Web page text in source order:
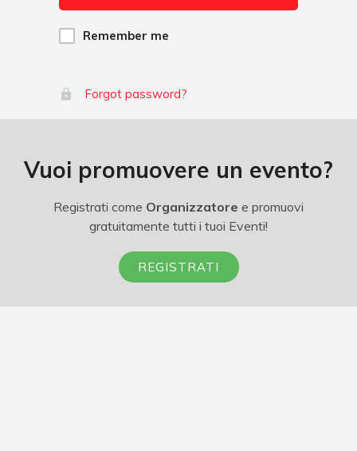
Remember me
Forgot password?
Vuoi promuovere un evento?
Registrati come Organizzatore e promuovi
gratuitamente tutti i tuoi Eventi!
REGISTRATI